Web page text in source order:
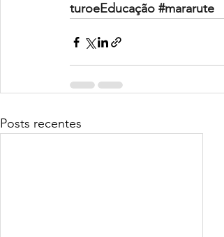
turoeEducação #mararute
Posts recentes